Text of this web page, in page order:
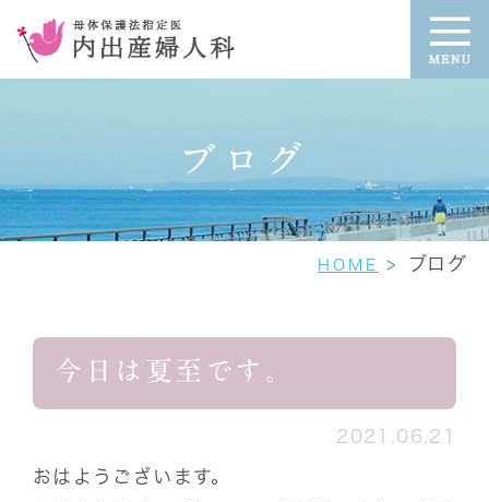
ブログ
HOME ブログ
今日は夏至です。
2021.06.21
おはようございます。